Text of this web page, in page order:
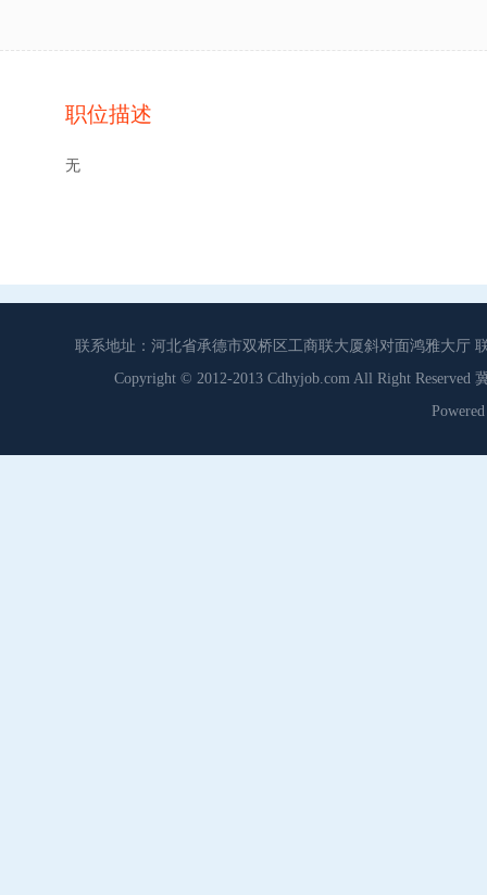
职位描述
无
联系地址：河北省承德市双桥区工商联大厦斜对面鸿雅大厅
Copyright © 2012-2013 Cdhyjob.com All Right Reserved